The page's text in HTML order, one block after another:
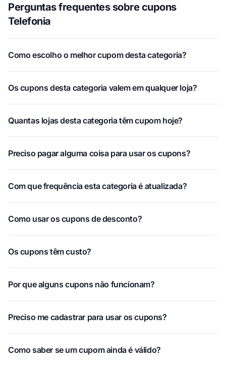
Perguntas frequentes sobre cupons
Telefonia
Como escolho o melhor cupom desta categoria?
Os cupons desta categoria valem em qualquer loja?
Quantas lojas desta categoria têm cupom hoje?
Preciso pagar alguma coisa para usar os cupons?
Com que frequência esta categoria é atualizada?
Como usar os cupons de desconto?
Os cupons têm custo?
Por que alguns cupons não funcionam?
Preciso me cadastrar para usar os cupons?
Como saber se um cupom ainda é válido?